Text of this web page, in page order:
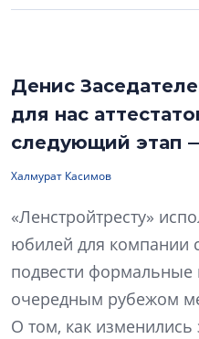
Денис
для нас
следующий этап
Халмурат Касимов
«Ленстройтресту»
юбилей для компании
подвести формальные
очередным рубежом
О том, как изменились